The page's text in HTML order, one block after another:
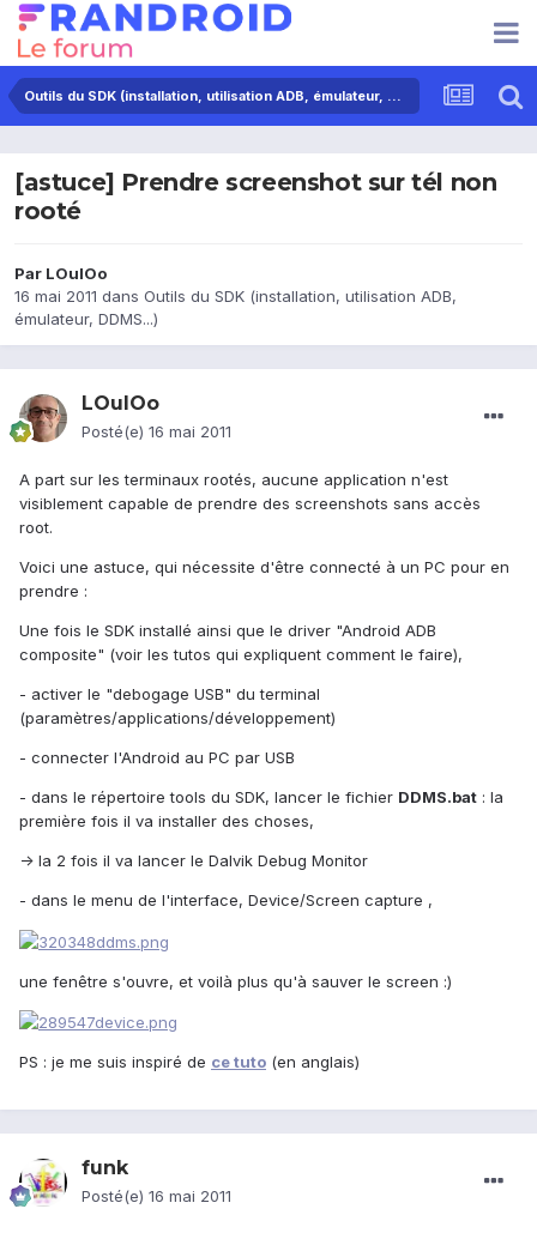
Outils du SDK (installation, utilisation ADB, émulateur, DDMS...)
[astuce] Prendre screenshot sur tél non
rooté
Par LOulOo
16 mai 2011 dans Outils du SDK (installation, utilisation ADB,
émulateur, DDMS...)
LOulOo
Posté(e) 16 mai 2011
A part sur les terminaux rootés, aucune application n'est
visiblement capable de prendre des screenshots sans accès
root.
Voici une astuce, qui nécessite d'être connecté à un PC pour en
prendre :
Une fois le SDK installé ainsi que le driver "Android ADB
composite" (voir les tutos qui expliquent comment le faire),
- activer le "debogage USB" du terminal
(paramètres/applications/développement)
- connecter l'Android au PC par USB
- dans le répertoire tools du SDK, lancer le fichier DDMS.bat : la
première fois il va installer des choses,
-> la 2 fois il va lancer le Dalvik Debug Monitor
- dans le menu de l'interface, Device/Screen capture ,
une fenêtre s'ouvre, et voilà plus qu'à sauver le screen :)
PS : je me suis inspiré de ce tuto (en anglais)
funk
Posté(e) 16 mai 2011